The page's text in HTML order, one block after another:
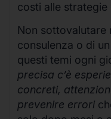
costi alle
Non sottovalutare
consulenza o di
questi temi ogni
precisa c’è
concreti,
prevenire errori